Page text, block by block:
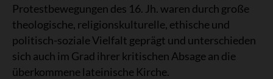
Protestbewegungen des 16. Jh. waren durch große
theologische, religionskulturelle, ethische und
politisch-soziale Vielfalt geprägt und unterschieden
sich auch im Grad ihrer kritischen Absage an die
überkommene lateinische Kirche.